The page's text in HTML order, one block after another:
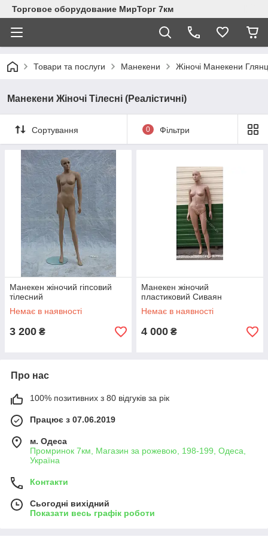
Торговое оборудование МирТорг 7км
Товари та послуги Манекени Жіночі Манекени
Манекени Жіночі Тілесні (Реалістичні)
Сортування 0 Фільтри
Манекен жіночий гіпсовий
тілесний
Немає в наявності
3 200 ₴
Манекен жіночий
пластиковий Сиваян
Немає в наявності
4 000 ₴
Про нас
100% позитивних з 80 відгуків за рік
Працює з 07.06.2019
м. Одеса
Промринок 7км, Магазин за рожевою, 198-199, Одеса,
Україна
Контакти
Сьогодні вихідний
Показати весь графік роботи